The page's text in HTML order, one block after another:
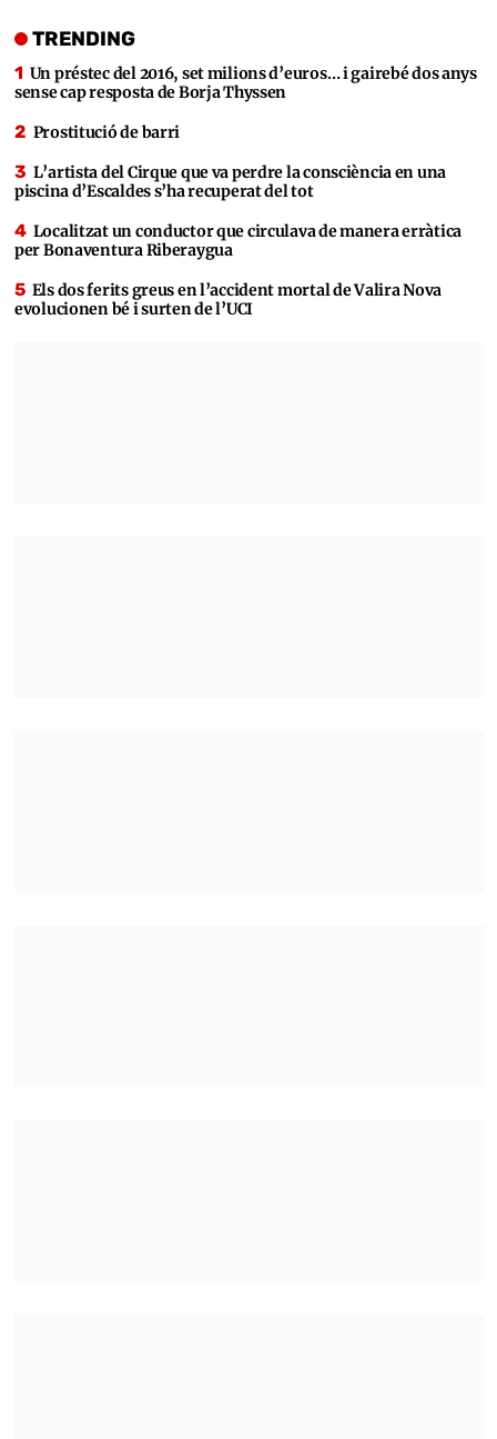
TRENDING
Un préstec del 2016, set milions d’euros… i gairebé dos anys
sense cap resposta de Borja Thyssen
Prostitució de barri
L’artista del Cirque que va perdre la consciència en una
piscina d’Escaldes s’ha recuperat del tot
Localitzat un conductor que circulava de manera erràtica
per Bonaventura Riberaygua
Els dos ferits greus en l’accident mortal de Valira Nova
evolucionen bé i surten de l’UCI